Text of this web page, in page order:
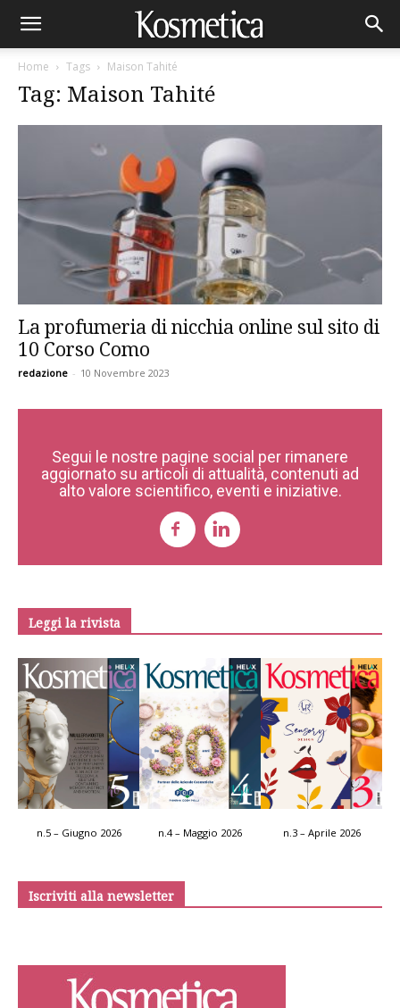
Home Tags Maison Tahité
Tag: Maison Tahité
La profumeria di nicchia online sul sito di
10 Corso Como
redazione - 10 Novembre 2023
Segui le nostre pagine social per rimanere
aggiornato su articoli di attualità, contenuti ad
alto valore scientifico, eventi e iniziative.
Leggi la rivista
n.5 – Giugno 2026 n.4 – Maggio 2026 n.3 – Aprile 2026
Iscriviti alla newsletter